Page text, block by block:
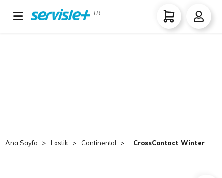
TR
Ana Sayfa Lastik Continental CrossContact Winter 255/